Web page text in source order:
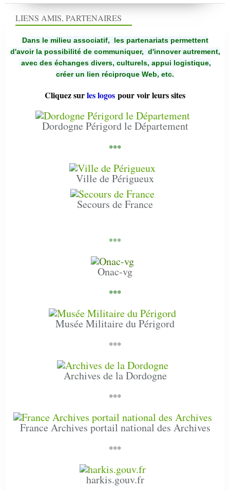
LIENS AMIS, PARTENAIRES
Dans le milieu associatif, les partenariats permettent
d'avoir la possibilité de communiquer, d'innover autrement,
avec des échanges divers, culturels, appui logistique,
créer un lien réciproque Web, etc.
Cliquez surles logos pour voir leurs sites
Dordogne Périgord le Département
***
Ville de Périgueux
Secours de France
***
Onac-vg
***
Musée Militaire du Périgord
***
Archives de la Dordogne
***
France Archives portail national des Archives
***
harkis.gouv.fr